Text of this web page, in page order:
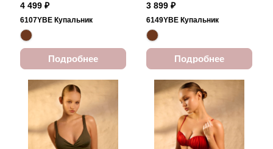
4 499 ₽
6107YBE Купальник
Подробнее
3 899 ₽
6149YBE Купальник
Подробнее